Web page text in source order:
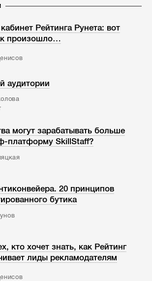
Рейтинга Рунета: вот
произошло…
аудитории
могут зарабатывать больше
платформу SkillStaff?
20 принципов
бутика
кто хочет знать, как Рейтинг
лиды рекламодателям